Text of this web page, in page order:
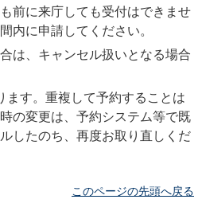
前に来庁しても受付はできませ
内に申請してください。
は、キャンセル扱いとなる場合
ます。重複して予約することは
の変更は、予約システム等で既
したのち、再度お取り直しくだ
このページの先頭へ戻る